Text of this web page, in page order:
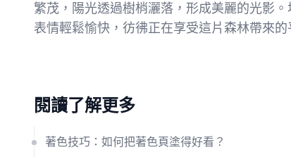
繁茂，陽光透過樹梢灑落，形成美麗的光影
表情輕鬆愉快，彷彿正在享受這片森林帶來的
閱讀了解更多
著色技巧：如何把著色頁塗得好看？